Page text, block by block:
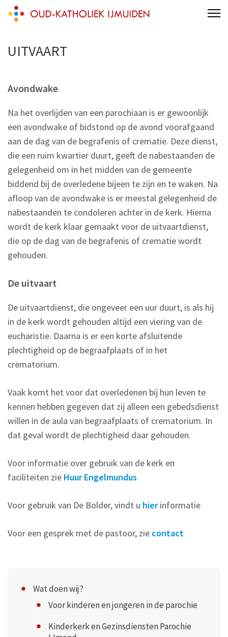
Skip
(Press
Oud-Katholieke Parochie IJmond
parochie van de H.H. Adelbertus & Engelmundus
UITVAART
Avondwake
Na het overlijden van een parochiaan is er gewoonlijk
een avondwake of bidstond op de avond voorafgaand
aan de dag van de begrafenis of crematie. Deze dienst,
die een ruim kwartier duurt, geeft de nabestaanden de
gelegenheid om in het midden van de gemeente
biddend bij de overledene bijeen te zijn en te waken. Na
afloop van de avondwake is er meestal gelegenheid de
nabestaanden te condoleren achter in de kerk. Hierna
wordt de kerk klaar gemaakt voor de uitvaartdienst,
die op de dag van de begrafenis of crematie wordt
gehouden.
De uitvaart
De uitvaartdienst, die ongeveer een uur duurt, is als hij
in de kerk wordt gehouden altijd een viering van de
eucharistie. Daarna is er een korte afsluitende
plechtigheid op de begraafplaats of in het
crematorium.
Vaak komt het voor dat overledenen bij hun leven te
kennen hebben gegeven dat zij alleen een gebedsdienst
willen in de aula van begraafplaats of crematorium. In
dat geval wordt de plechtigheid daar gehouden.
Voor informatie over gebruik van de kerk en
faciliteiten zie Huur Engelmundus
Voor gebruik van De Bolder, vindt u hierinformatie
Voor een gesprek met de pastoor, zie contact
Wat doen wij?
Voor kinderen en jongeren in de parochie
Kinderkerk en Gezinsdiensten Parochie